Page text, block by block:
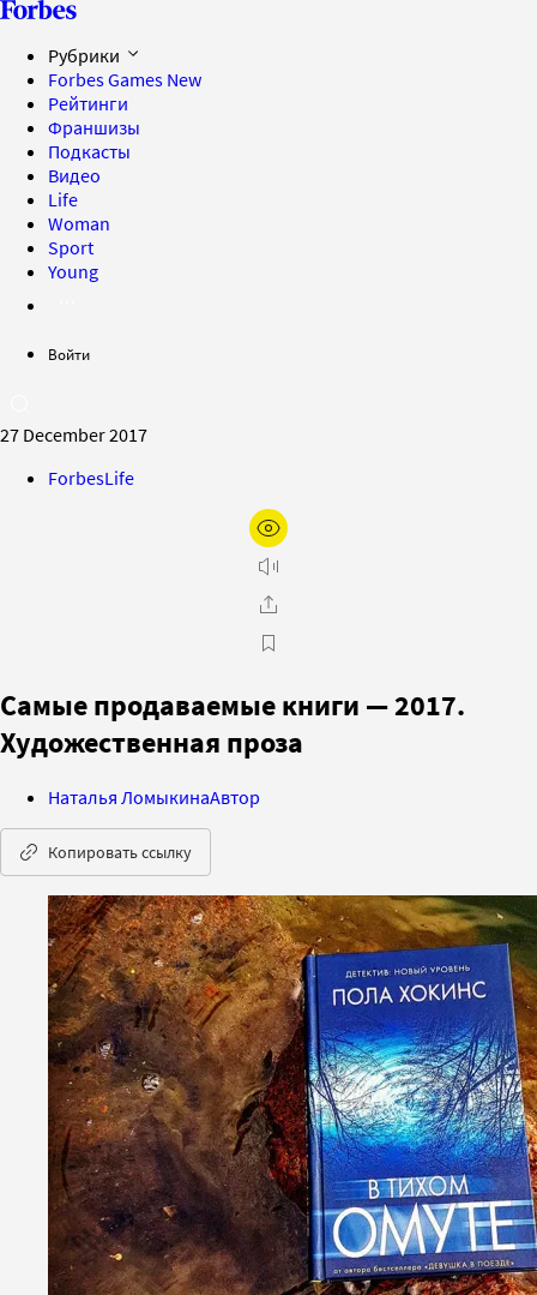
Рубрики
Forbes Games New
Рейтинги
Франшизы
Подкасты
Видео
Life
Woman
Sport
Young
Войти
27 December 2017
ForbesLife
Самые продаваемые книги — 2017.
Художественная проза
Наталья ЛомыкинаАвтор
Копировать ссылку